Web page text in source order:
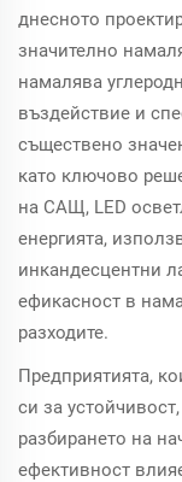
днесното
значително
намалява
въздействие и
съществено
като ключово
на САЩ, LED
енергията,
инкандесцентни
ефикасност в
разходите.
Предприятията,
си за
разбирането на
ефективност